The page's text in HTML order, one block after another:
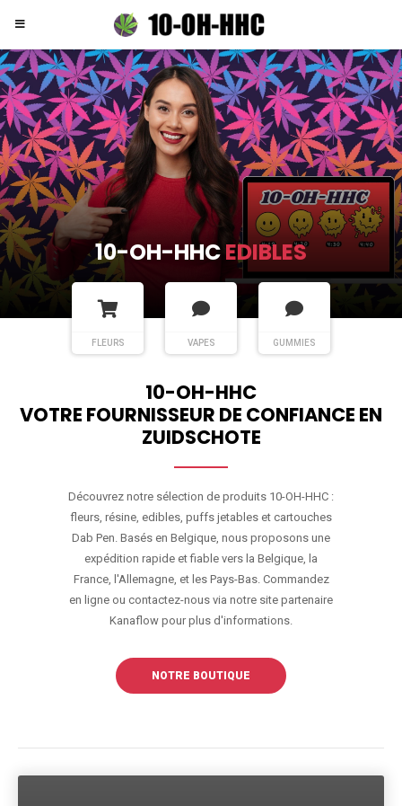
10-OH-HHCEDIBLES
FLEURS VAPES GUMMIES
10-OH-HHC
VOTRE FOURNISSEUR DE CONFIANCE EN
ZUIDSCHOTE
Découvrez notre sélection de produits 10-OH-HHC :
fleurs, résine, edibles, puffs jetables et cartouches
Dab Pen. Basés en Belgique, nous proposons une
expédition rapide et fiable vers la Belgique, la
France, l'Allemagne, et les Pays-Bas. Commandez
en ligne ou contactez-nous via notre site partenaire
Kanaflow pour plus d'informations.
NOTRE BOUTIQUE